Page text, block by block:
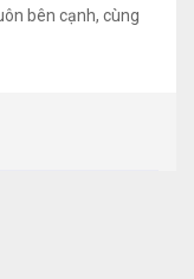
bên cạnh, cùng